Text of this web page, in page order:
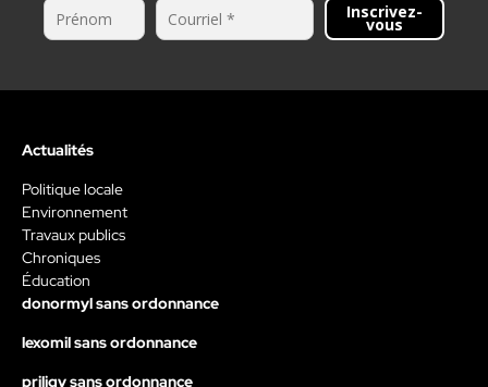
Inscrivez-
vous
Actualités
Politique locale
Environnement
Travaux publics
Chroniques
Éducation
donormyl sans ordonnance
lexomil sans ordonnance
priligy sans ordonnance